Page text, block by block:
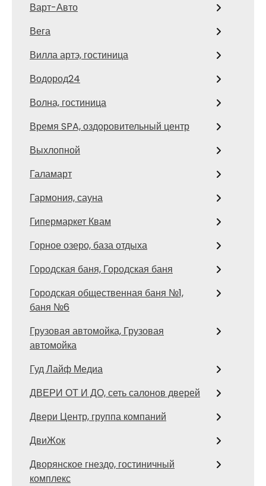
Варт-Авто
Вега
Вилла артэ, гостиница
Водород24
Волна, гостиница
Время SPA, оздоровительный центр
Выхлопной
Галамарт
Гармония, сауна
Гипермаркет Квам
Горное озеро, база отдыха
Городская баня, Городская баня
Городская общественная баня №1,
баня №6
Грузовая автомойка, Грузовая
автомойка
Гуд Лайф Медиа
ДВЕРИ ОТ И ДО, сеть салонов дверей
Двери Центр, группа компаний
ДвиЖок
Дворянское гнездо, гостиничный
комплекс